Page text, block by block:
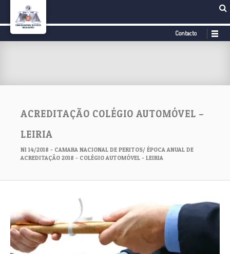
Contacto
ACREDITAÇÃO COLÉGIO AUTOMÓVEL –
LEIRIA
NI 14/2018 - CAMARA NACIONAL DE PERITOS/ ÉPOCA ANUAL DE
ACREDITAÇÃO 2018 - COLÉGIO AUTOMÓVEL - LEIRIA